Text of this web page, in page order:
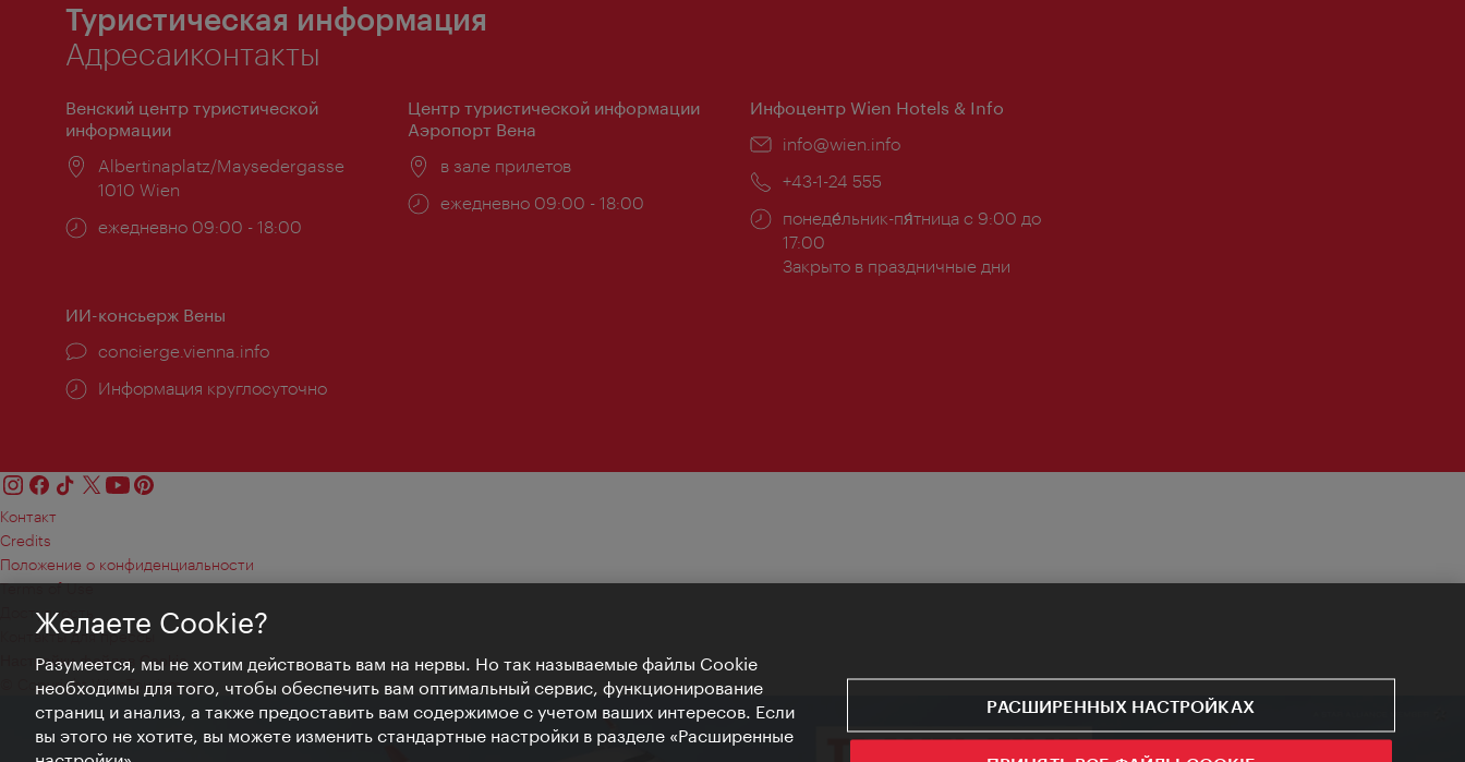
Туристическая информация
Адресаиконтакты
Венский центр туристической
информации
Расположение:
Albertinaplatz/Maysedergasse
1010 Wien
Часы
ежедневно 09:00 - 18:00
Центр туристической информации
Аэропорт Вена
Расположение:
в зале прилетов
Часы
ежедневно 09:00 - 18:00
Инфоцентр Wien Hotels & Info
Эл.
info@wien.info
Телефон:
+43-1-24 555
Часы
работы:
понеде́льник-пя́тница с 9:00 до
17:00
Закрыто в праздничные дни
ИИ-консьерж Вены
concierge.vienna.info
Информация круглосуточно
Контакт
Credits
Положение о конфиденциальности
Terms of Use
Доступность
Контакты для прессы
Настройки файлов Cookie
© Copyright WienTourismus
Желаете Cookie?
Разумеется, мы не хотим действовать вам на нервы. Но так называемые файлы Cookie
необходимы для того, чтобы обеспечить вам оптимальный сервис, функционирование
страниц и анализ, а также предоставить вам содержимое с учетом ваших интересов. Если
вы этого не хотите, вы можете изменить стандартные настройки в разделе «Расширенные
РАСШИРЕННЫХ НАСТРОЙКАХ